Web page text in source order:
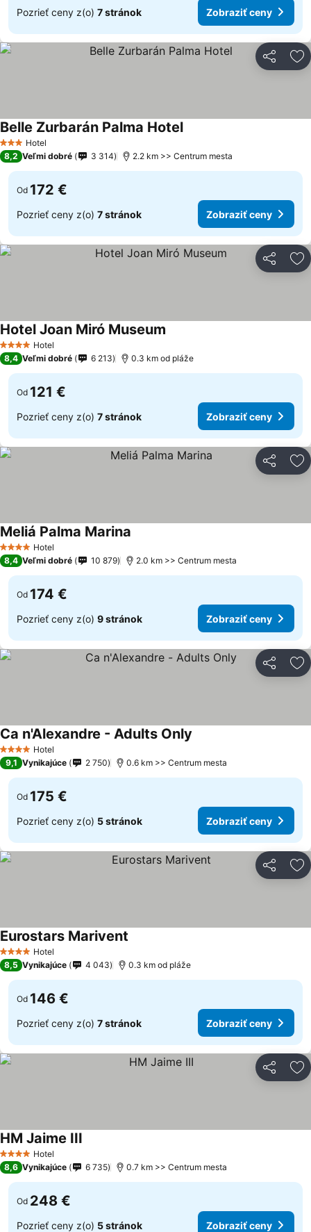
Pozrieť ceny z(o) 7 stránok Zobraziť ceny
Zdieľať
3 Počet hviezdičiek
Hotel
Belle Zurbarán Palma Hotel
8,2 Veľmi dobré 3 314 2.2 km >> Centrum mesta
Od 172 €
Pozrieť ceny z(o) 7 stránok Zobraziť ceny
Zdieľať
4 Počet hviezdičiek
Hotel
Hotel Joan Miró Museum
8,4 Veľmi dobré 6 213 0.3 km od pláže
Od 121 €
Pozrieť ceny z(o) 7 stránok Zobraziť ceny
Zdieľať
4 Počet hviezdičiek
Hotel
Meliá Palma Marina
8,4 Veľmi dobré 10 879 2.0 km >> Centrum mesta
Od 174 €
Pozrieť ceny z(o) 9 stránok Zobraziť ceny
Zdieľať
4 Počet hviezdičiek
Hotel
Ca n'Alexandre - Adults Only
9,1 Vynikajúce 2 750 0.6 km >> Centrum mesta
Od 175 €
Pozrieť ceny z(o) 5 stránok Zobraziť ceny
Zdieľať
4 Počet hviezdičiek
Hotel
Eurostars Marivent
8,5 Vynikajúce 4 043 0.3 km od pláže
Od 146 €
Pozrieť ceny z(o) 7 stránok Zobraziť ceny
Zdieľať
4 Počet hviezdičiek
Hotel
HM Jaime III
8,6 Vynikajúce 6 735 0.7 km >> Centrum mesta
Od 248 €
Pozrieť ceny z(o) 5 stránok Zobraziť ceny